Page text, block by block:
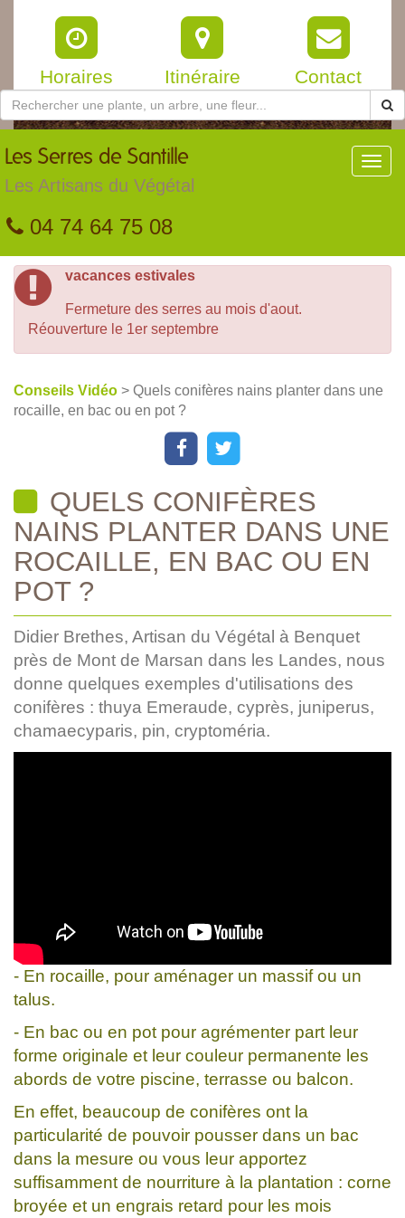
Horaires Itinéraire Contact
Les Serres de Santille
Les Artisans du Végétal
04 74 64 75 08
vacances estivales
Fermeture des serres au mois d'aout.
Réouverture le 1er septembre
Conseils Vidéo > Quels conifères nains planter dans une
rocaille, en bac ou en pot ?
QUELS CONIFÈRES
NAINS PLANTER DANS UNE
ROCAILLE, EN BAC OU EN
POT ?
Didier Brethes, Artisan du Végétal à Benquet
près de Mont de Marsan dans les Landes, nous
donne quelques exemples d'utilisations des
conifères : thuya Emeraude, cyprès, juniperus,
chamaecyparis, pin, cryptoméria.
- En rocaille, pour aménager un massif ou un
talus.
- En bac ou en pot pour agrémenter part leur
forme originale et leur couleur permanente les
abords de votre piscine, terrasse ou balcon.
En effet, beaucoup de conifères ont la
particularité de pouvoir pousser dans un bac
dans la mesure ou vous leur apportez
suffisamment de nourriture à la plantation : corne
broyée et un engrais retard pour les mois